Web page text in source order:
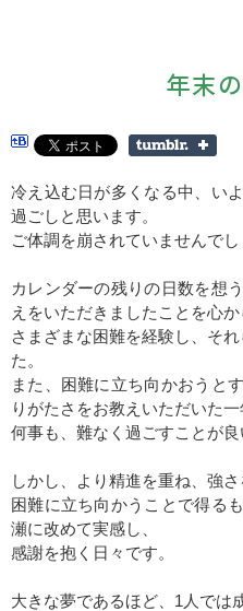
年末
冷え込む日が多くなる中、い
過ごしと思います。
ご体調を崩されていませんでし
カレンダーの残りの日数を想
えをいただきましたことを心か
さまざまな困難を経験し、そ
た。
また、困難に立ち向かおうと
りがたさをお教えいただいた一
何事も、難なく過ごすことが良
しかし、より精進を重ね、強さ
困難に立ち向かうことで得る
瀬に改めて実感し、
感謝を抱く日々です。
大きな夢であるほど、1人では